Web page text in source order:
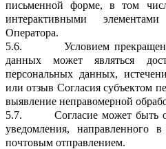
письменной форме, в том
интерактивными
Оператора.
5.6.
Условием
данных может являться
персональных данных,
или отзыв Согласия субъектом
выявление неправомерной
5.7.
Согласие может быть
уведомления, направленного
почтовым отправлением.